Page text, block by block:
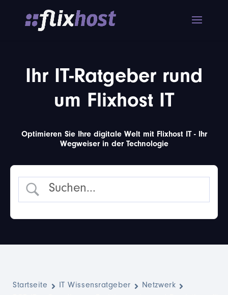
Ihr IT-Ratgeber rund
um Flixhost IT
Optimieren Sie Ihre digitale Welt mit Flixhost IT - Ihr
Wegweiser in der Technologie
Startseite IT Wissensratgeber
Netzwerk